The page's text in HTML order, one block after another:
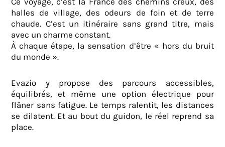
halles de village, des odeurs de foin et de terre
chaude. C’est un itinéraire sans grand titre, mais
avec un charme constant.
À chaque étape, la sensation d’être « hors du bruit
du monde ».
Evazio y propose des parcours accessibles,
équilibrés, et même une option électrique pour
flâner sans fatigue. Le temps ralentit, les distances
se dilatent. Et au bout du guidon, le réel reprend sa
place.